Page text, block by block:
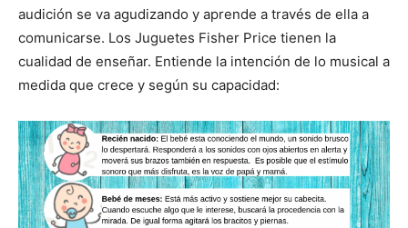
audición se va agudizando y aprende a través de ella a
comunicarse. Los Juguetes Fisher Price tienen la
cualidad de enseñar. Entiende la intención de lo musical a
medida que crece y según su capacidad: